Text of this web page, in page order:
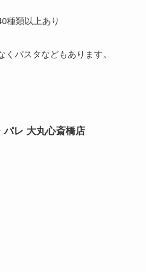
種類以上あり
くパスタなどもあります。
パレ 大丸心斎橋店